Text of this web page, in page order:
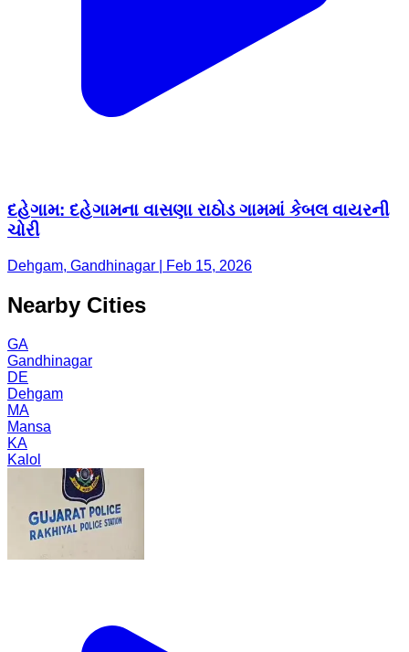
દહેગામ: દહેગામના વાસણા રાઠોડ ગામમાં કેબલ વાયરની
ચોરી
Dehgam, Gandhinagar | Feb 15, 2026
Nearby Cities
GA
Gandhinagar
DE
Dehgam
MA
Mansa
KA
Kalol